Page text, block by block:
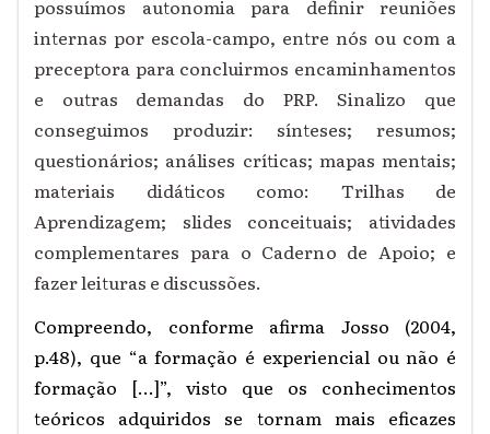
possuímos autonomia para definir reuniões
internas por escola-campo, entre nós ou com a
preceptora para concluirmos encaminhamentos
e outras demandas do PRP. Sinalizo que
conseguimos produzir: sínteses; resumos;
questionários; análises críticas; mapas mentais;
materiais didáticos como: Trilhas de
Aprendizagem; slides conceituais; atividades
complementares para o Caderno de Apoio; e
fazer leituras e discussões.
Compreendo, conforme afirma Josso (2004,
p.48), que “a formação é experiencial ou não é
formação [...]”, visto que os conhecimentos
teóricos adquiridos se tornam mais eficazes